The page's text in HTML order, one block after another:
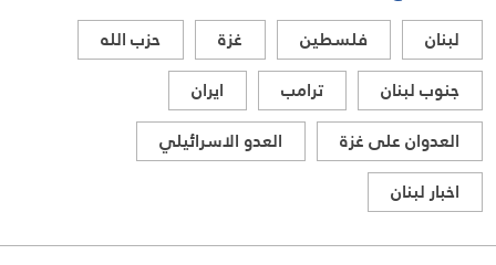
لبنان فلسطين غزة
حزب الله
جنوب لبنان
ترامب
ايران
العدوان على غزة
العدو الاسرائيلي
اخبار لبنان